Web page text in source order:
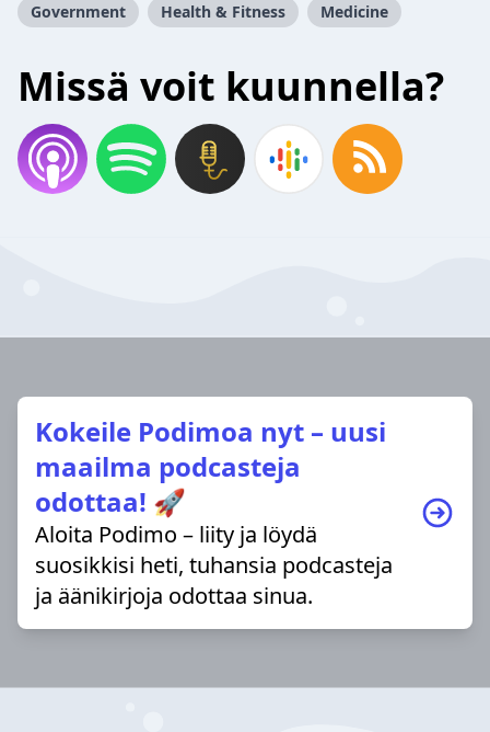
Government Health & Fitness Medicine
Missä voit kuunnella?
Kokeile Podimoa nyt – uusi
maailma podcasteja
odottaa! 🚀
Aloita Podimo – liity ja löydä
suosikkisi heti, tuhansia podcasteja
ja äänikirjoja odottaa sinua.